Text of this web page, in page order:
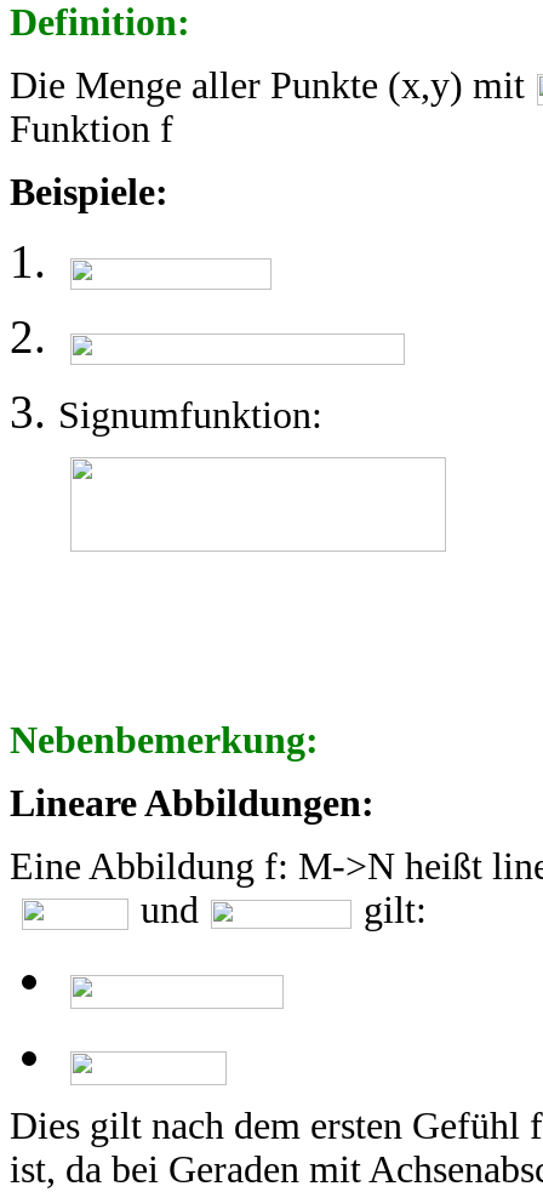
Definition:
Die Menge aller Punkte (x,y) mit
Funktion f
Beispiele:
Signumfunktion:
Nebenbemerkung:
Lineare Abbildungen:
Eine Abbildung f: M->N heißt
und
gilt:
Dies gilt nach dem ersten Gefühl
ist, da bei Geraden mit